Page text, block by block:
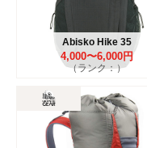
Abisko Hike 35
4,000〜6,000円
（ランク：）